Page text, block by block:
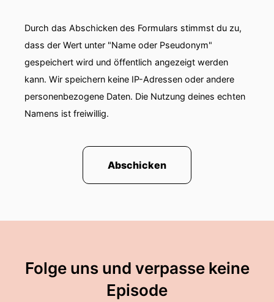
Durch das Abschicken des Formulars stimmst du zu,
dass der Wert unter "Name oder Pseudonym"
gespeichert wird und öffentlich angezeigt werden
kann. Wir speichern keine IP-Adressen oder andere
personenbezogene Daten. Die Nutzung deines echten
Namens ist freiwillig.
Abschicken
Folge uns und verpasse keine
Episode